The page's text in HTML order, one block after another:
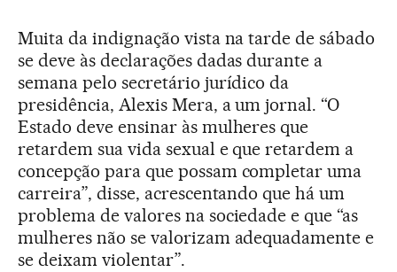
Muita da indignação vista na tarde de sábado
se deve às declarações dadas durante a
semana pelo secretário jurídico da
presidência, Alexis Mera, a um jornal. “O
Estado deve ensinar às mulheres que
retardem sua vida sexual e que retardem a
concepção para que possam completar uma
carreira”, disse, acrescentando que há um
problema de valores na sociedade e que “as
mulheres não se valorizam adequadamente e
se deixam violentar”.